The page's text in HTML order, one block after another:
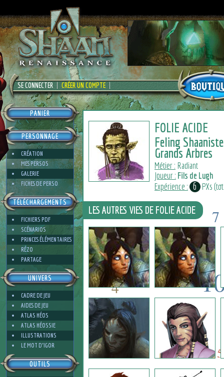
SE CONNECTER CRÉER UN COMPTE
PANIER
PERSONNAGE
CRÉATION
MES PERSOS
GALERIE
FICHES DE PERSO
TÉLÉCHARGEMENTS
FICHIERS PDF
SCÉNARIOS
PRINCES ÉLÉMENTAIRES
RÉZO
PARTAGE
UNIVERS
CADRE DE JEU
AIDES DE JEU
ATLAS HÉOS
ATLAS HÉOSSIE
ILLUSTRATIONS
LE MOT D'IGOR
OUTILS
FOLIE ACIDE
Feling
Grands Arbres
Métier : Radiant
Joueur : Fils de Lugh
Expérience : 6 PXs
5
10
7
7
3
4
4
7
LES AUTRES VIES DE FOLIE ACIDE